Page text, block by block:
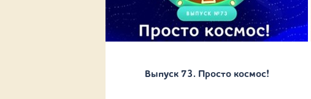
Выпуск 73. Просто космос!